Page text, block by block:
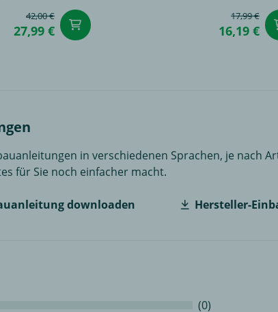
42,00 €
27,99 €
17,99 €
16,19 €
in verschiedenen Sprachen, je nach
für Sie noch einfacher macht.
downloaden Hersteller-
(0)